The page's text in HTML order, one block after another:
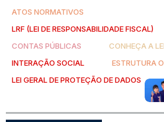
ATOS NORMATIVOS
LRF (LEI DE RESPONSABILIDADE FISCAL)
CONTAS PÚBLICAS
CONHEÇA A LEI
INTERAÇÃO SOCIAL
ESTRUTURA
LEI GERAL DE PROTEÇÃO DE DADOS